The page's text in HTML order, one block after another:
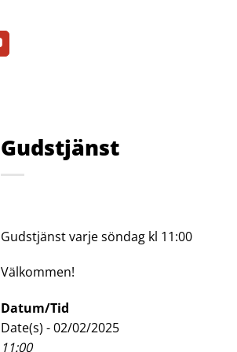
Gudstjänst
Gudstjänst varje söndag kl 11:00
Välkommen!
Datum/Tid
Date(s) - 02/02/2025
11:00